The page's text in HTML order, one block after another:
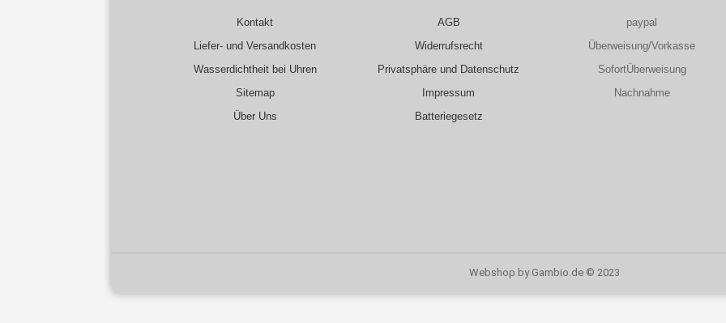
Kontakt AGB
paypal
Liefer- und Versandkosten
Widerrufsrecht
Überweisung/Vorkasse
Wasserdichtheit bei Uhren
Privatsphäre und Datenschutz
SofortÜberweisung
Sitemap
Impressum
Nachnahme
Über Uns
Batteriegesetz
Webshop by Gambio.de © 2023